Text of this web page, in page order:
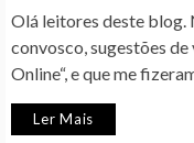
Olá leitores deste blog.
convosco, sugestões
Online“, e que me
Ler Mais